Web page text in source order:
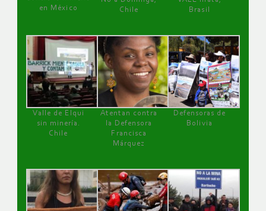
en México
Chile
Brasil
Valle de Elqui
sin minería.
Chile
Atentan contra
la Defensora
Francisca
Márquez
Defensoras de
Bolivia